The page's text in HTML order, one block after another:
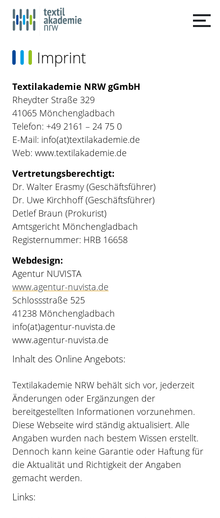
Imprint
Textilakademie NRW gGmbH
Rheydter Straße 329
41065 Mönchengladbach
Telefon: +49 2161 – 24 75 0
E-Mail: info(at)textilakademie.de
Web: www.textilakademie.de
Vertretungsberechtigt:
Dr. Walter Erasmy (Geschäftsführer)
Dr. Uwe Kirchhoff (Geschäftsführer)
Detlef Braun (Prokurist)
Amtsgericht Mönchengladbach
Registernummer: HRB 16658
Webdesign:
Agentur NUVISTA
www.agentur-nuvista.de
Schlossstraße 525
41238 Mönchengladbach
info(at)agentur-nuvista.de
www.agentur-nuvista.de
Inhalt des Online Angebots:
Textilakademie NRW behält sich vor, jederzeit
Änderungen oder Ergänzungen der
bereitgestellten Informationen vorzunehmen.
Diese Webseite wird ständig aktualisiert. Alle
Angaben wurden nach bestem Wissen erstellt.
Dennoch kann keine Garantie oder Haftung für
die Aktualität und Richtigkeit der Angaben
gemacht werden.
Links: